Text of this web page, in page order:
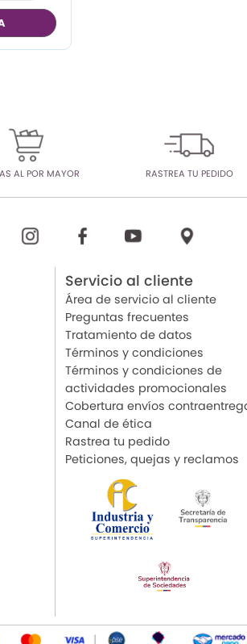
AL POR MAYOR RASTREA TU PEDIDO
Servicio al cliente
Área de servicio al cliente
Preguntas frecuentes
Tratamiento de datos
Términos y condiciones
Términos y condiciones de
actividades promocionales
Cobertura envíos
Canal de ética
Rastrea tu pedido
Peticiones, quejas y reclamos